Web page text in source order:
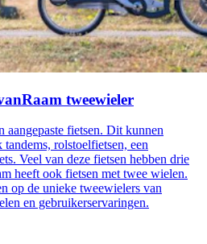
tweewieler
aangepaste fietsen. Dit kunnen
rolstoelfietsen, een
Veel van deze fietsen hebben drie
heeft ook fietsen met twee wielen.
op de unieke tweewielers van
en gebruikerservaringen.